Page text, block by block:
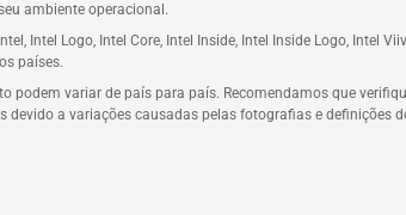
ambiente operacional.
Intel Logo, Intel Core, Intel Inside, Intel Inside Logo, Intel
países.
podem variar de país para país. Recomendamos que
devido a variações causadas pelas fotografias e definições